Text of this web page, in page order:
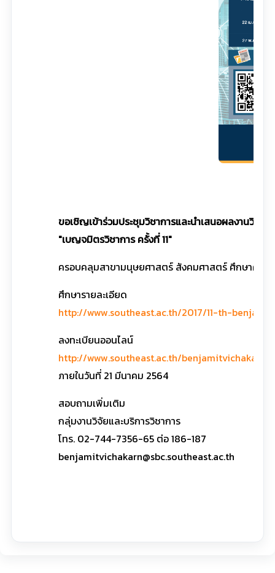
ขอเชิญเข้าร่วมประชุมวิชาการและนำเสนอผลงานวิจัย
"เบญจมิตรวิชาการ ครั้งที่ 11"
ครอบคลุมสาขามนุษยศาสตร์ สังคมศาสตร์ ศึกษาศาสต
ศึกษารายละเอียด
http://www.southeast.ac.th/2017/11-th-
ลงทะเบียนออนไลน์
http://www.southeast.ac.th/benjamitvichakarn
ภายในวันที่ 21 มีนาคม 2564
สอบถามเพิ่มเติม
กลุ่มงานวิจัยและบริการวิชาการ
โทร. 02-744-7356-65 ต่อ 186-187
benjamitvichakarn@sbc.southeast.ac.th